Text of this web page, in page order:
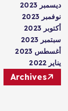
ديسمبر 2023
نوفمبر 2023
أكتوبر 2023
سبتمبر 2023
أغسطس 2023
يناير 2022
Archives